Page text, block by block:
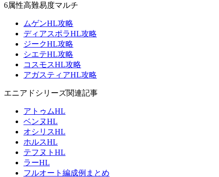
6属性高難易度マルチ
ムゲンHL攻略
ディアスポラHL攻略
ジークHL攻略
シエテHL攻略
コスモスHL攻略
アガスティアHL攻略
エニアドシリーズ関連記事
アトゥムHL
ベンヌHL
オシリスHL
ホルスHL
テフヌトHL
ラーHL
フルオート編成例まとめ